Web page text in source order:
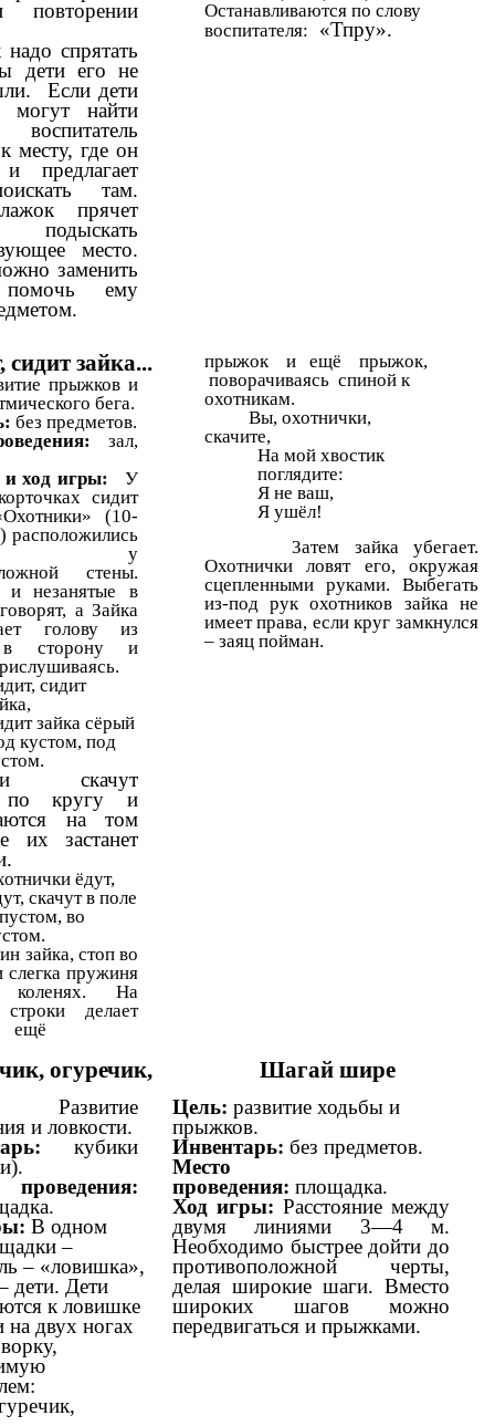
спрятать
дети его не
Если дети
могут найти
месту, где он
предлагает
там.
прячет
подыскать
место.
заменить
ему
Останавливаются по слову
воспитателя:
«Тпру».
сидит зайка...
прыжков и
бега.
без предметов.
зал,
ход игры: У
сидит
(10-
расположились
у
стены.
и незанятые в
а Зайка
голову из
в сторону и
сидит
зайка сёрый
кустом, под
скачут
по кругу и
на том
их застанет
ёдут,
скачут в поле
во
зайка, стоп во
слегка пружиня
На
строки делает
ещё
прыжок и ещё прыжок,
поворачиваясь спиной к
охотникам.
Вы, охотнички,
скачите,
На мой хвостик
поглядите:
Я не ваш,
Я ушёл!
3атем зайка убегает.
Охотнички ловят его, окружая
сцепленными руками. Выбегать
из-под рук охотников зайка не
имеет права, если круг замкнулся
– заяц пойман.
огуречик,
Развитие
и ловкости.
кубики
В одном
–
– «ловишка»,
дети. Дети
к ловишке
двух ногах
Шагай шире
Цель: развитие ходьбы и
прыжков.
Инвентарь: без предметов.
Место
проведения: площадка.
Ход игры:Расстояние между
двумя линиями 3—4 м.
Необходимо быстрее дойти до
противоположной черты,
делая широкие шаги. Вместо
широких шагов можно
передвигаться и прыжками.